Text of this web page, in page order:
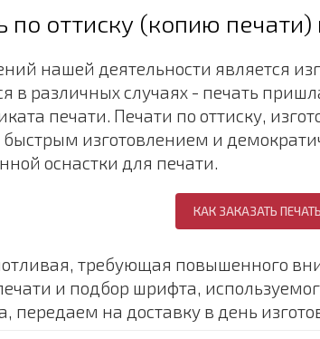
по оттиску (копию
нашей деятельности является
в различных случаях - печать
печати. Печати по оттиску,
быстрым изготовлением и
оснастки для печати.
требующая повышенного
и подбор шрифта,
передаем на доставку в день